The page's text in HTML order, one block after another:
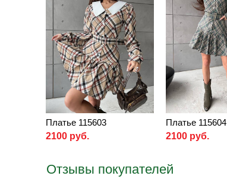
Платье 115603
2100 руб.
Платье 115604
2100 руб.
Отзывы покупателей